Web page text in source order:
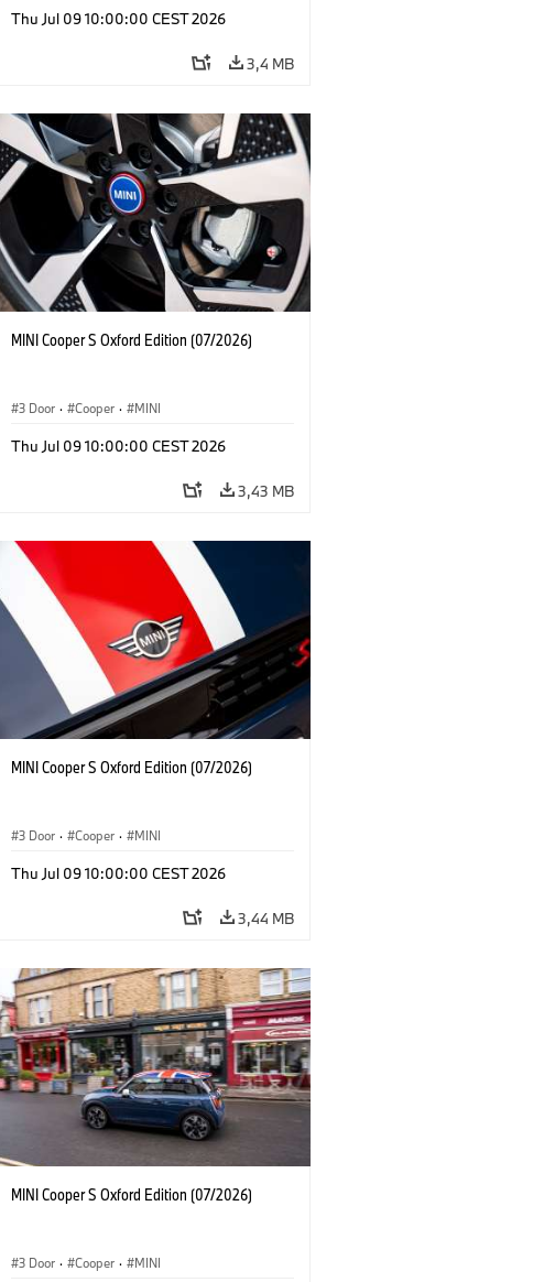
Thu Jul 09 10:00:00 CEST 2026
3,4 MB
MINI Cooper S Oxford Edition (07/2026)
3 Door · Cooper · MINI
Thu Jul 09 10:00:00 CEST 2026
3,43 MB
MINI Cooper S Oxford Edition (07/2026)
3 Door · Cooper · MINI
Thu Jul 09 10:00:00 CEST 2026
3,44 MB
MINI Cooper S Oxford Edition (07/2026)
3 Door · Cooper · MINI